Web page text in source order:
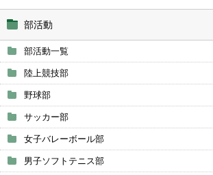
部活動
部活動一覧
陸上競技部
野球部
サッカー部
女子バレーボール部
男子ソフトテニス部